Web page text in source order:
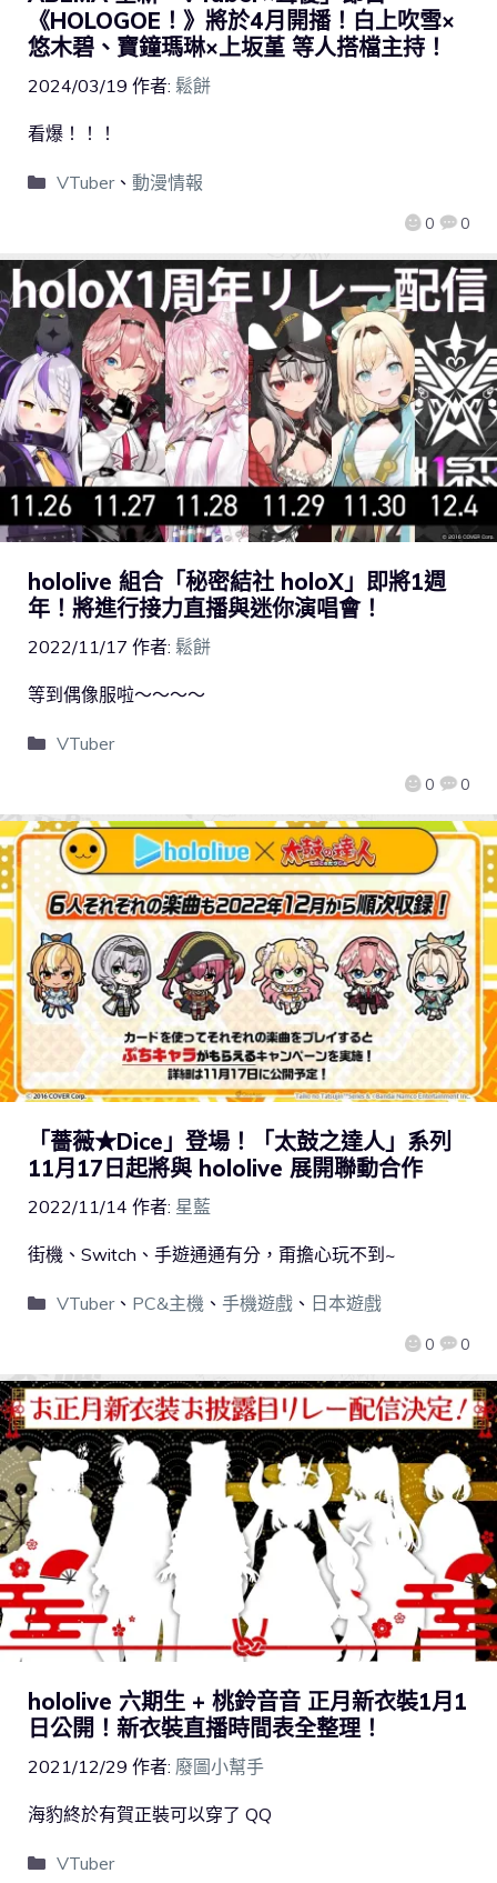
《HOLOGOE！》將於4月開播！白上吹雪×
悠木碧、寶鐘瑪琳×上坂堇 等人搭檔主持！
2024/03/19 作者: 鬆餅
0 0
看爆！！！
VTuber、 動漫情報
hololive 組合「秘密結社 holoX」即將1週
年！將進行接力直播與迷你演唱會！
2022/11/17 作者: 鬆餅
0 0
等到偶像服啦～～～～
VTuber
「薔薇★Dice」登場！「太鼓之達人」系列
11月17日起將與 hololive 展開聯動合作
2022/11/14 作者: 星藍
0 0
街機、Switch、手遊通通有分，甭擔心玩不到~
VTuber、 PC&主機 、 手機遊戲、 日本遊戲
hololive 六期生 + 桃鈴音音 正月新衣裝1月1
日公開！新衣裝直播時間表全整理！
2021/12/29 作者: 廢圖小幫手
海豹終於有賀正裝可以穿了 QQ
VTuber